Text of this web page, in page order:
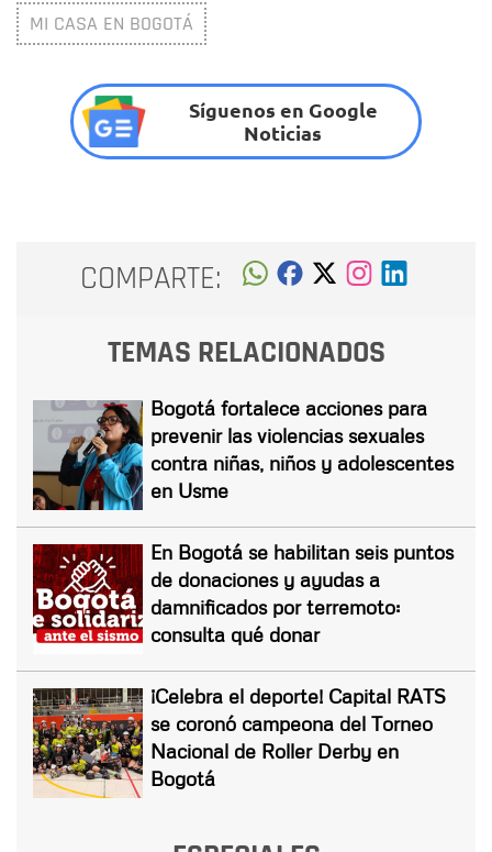
MI CASA EN BOGOTÁ
Síguenos en Google
Noticias
COMPARTE:
TEMAS RELACIONADOS
Bogotá fortalece acciones para
prevenir las violencias sexuales
contra niñas, niños y adolescentes
en Usme
En Bogotá se habilitan seis puntos
de donaciones y ayudas a
damnificados por terremoto:
consulta qué donar
¡Celebra el deporte! Capital RATS
se coronó campeona del Torneo
Nacional de Roller Derby en
Bogotá